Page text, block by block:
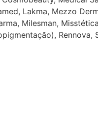
Lakma, Mezzo
Milesman,
Rennova,